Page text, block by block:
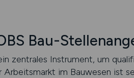
Bau-
zentrales Instrument, um
Arbeitsmarkt im Bauwesen ist